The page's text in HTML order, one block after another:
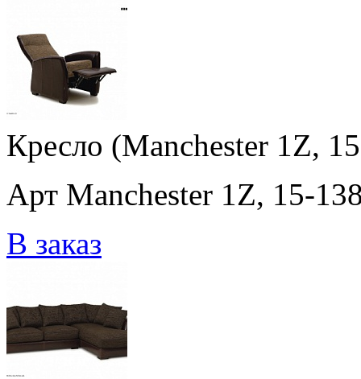
Кресло (Manchester 1Z,
Арт Manchester 1Z, 15-
В заказ